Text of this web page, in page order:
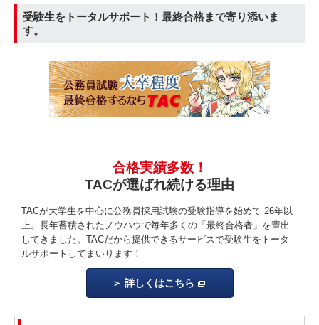
受験生をトータルサポート！最終合格まで寄り添いま
す。
合格実績多数！
TACが選ばれ続ける理由
TACが大学生を中心に公務員採用試験の受験指導を始めて 26年以
上。長年蓄積されたノウハウで毎年多くの「最終合格者」を輩出
してきました。TACだから提供できるサービスで受験生をトータ
ルサポートしてまいります！
詳しくはこちら